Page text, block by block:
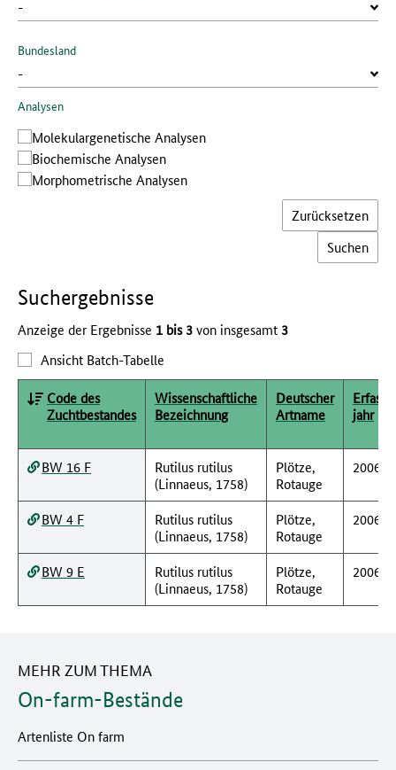
Bundesland
Analysen
Molekular­genetische Analysen
Bio­chemische Analysen
Morphometrische Analysen
Zurücksetzen
Such­ergebnisse
Anzeige der Ergebnisse 1 bis 3von insgesamt 3
Ansicht Batch-Tabelle
Code des
Zuchtbestandes
Wissenschaftliche
Bezeichnung
Deutscher
Artname
jahr
BW 16 F
Rutilus rutilus
(Linnaeus, 1758)
Plötze,
Rotauge
2006
BW 4 F
Rutilus rutilus
(Linnaeus, 1758)
Plötze,
Rotauge
2006
BW 9 E
Rutilus rutilus
(Linnaeus, 1758)
Plötze,
Rotauge
2006
MEHR ZUM THEMA
On-farm-Bestände
Artenliste On farm